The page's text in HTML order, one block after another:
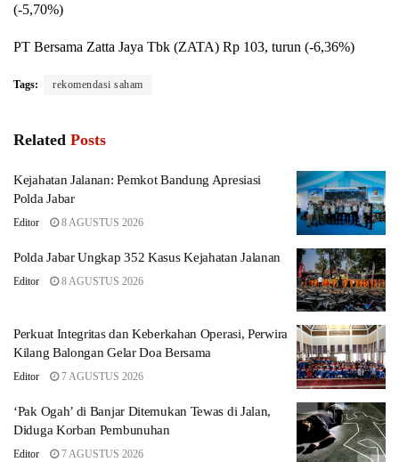
(-5,70%)
PT Bersama Zatta Jaya Tbk (ZATA) Rp 103, turun (-6,36%)
Tags: rekomendasi saham
Related Posts
Kejahatan Jalanan: Pemkot Bandung Apresiasi
Polda Jabar
Editor 8 AGUSTUS 2026
Polda Jabar Ungkap 352 Kasus Kejahatan Jalanan
Editor 8 AGUSTUS 2026
Perkuat Integritas dan Keberkahan Operasi, Perwira
Kilang Balongan Gelar Doa Bersama
Editor 7 AGUSTUS 2026
‘Pak Ogah’ di Banjar Ditemukan Tewas di Jalan,
Diduga Korban Pembunuhan
Editor 7 AGUSTUS 2026